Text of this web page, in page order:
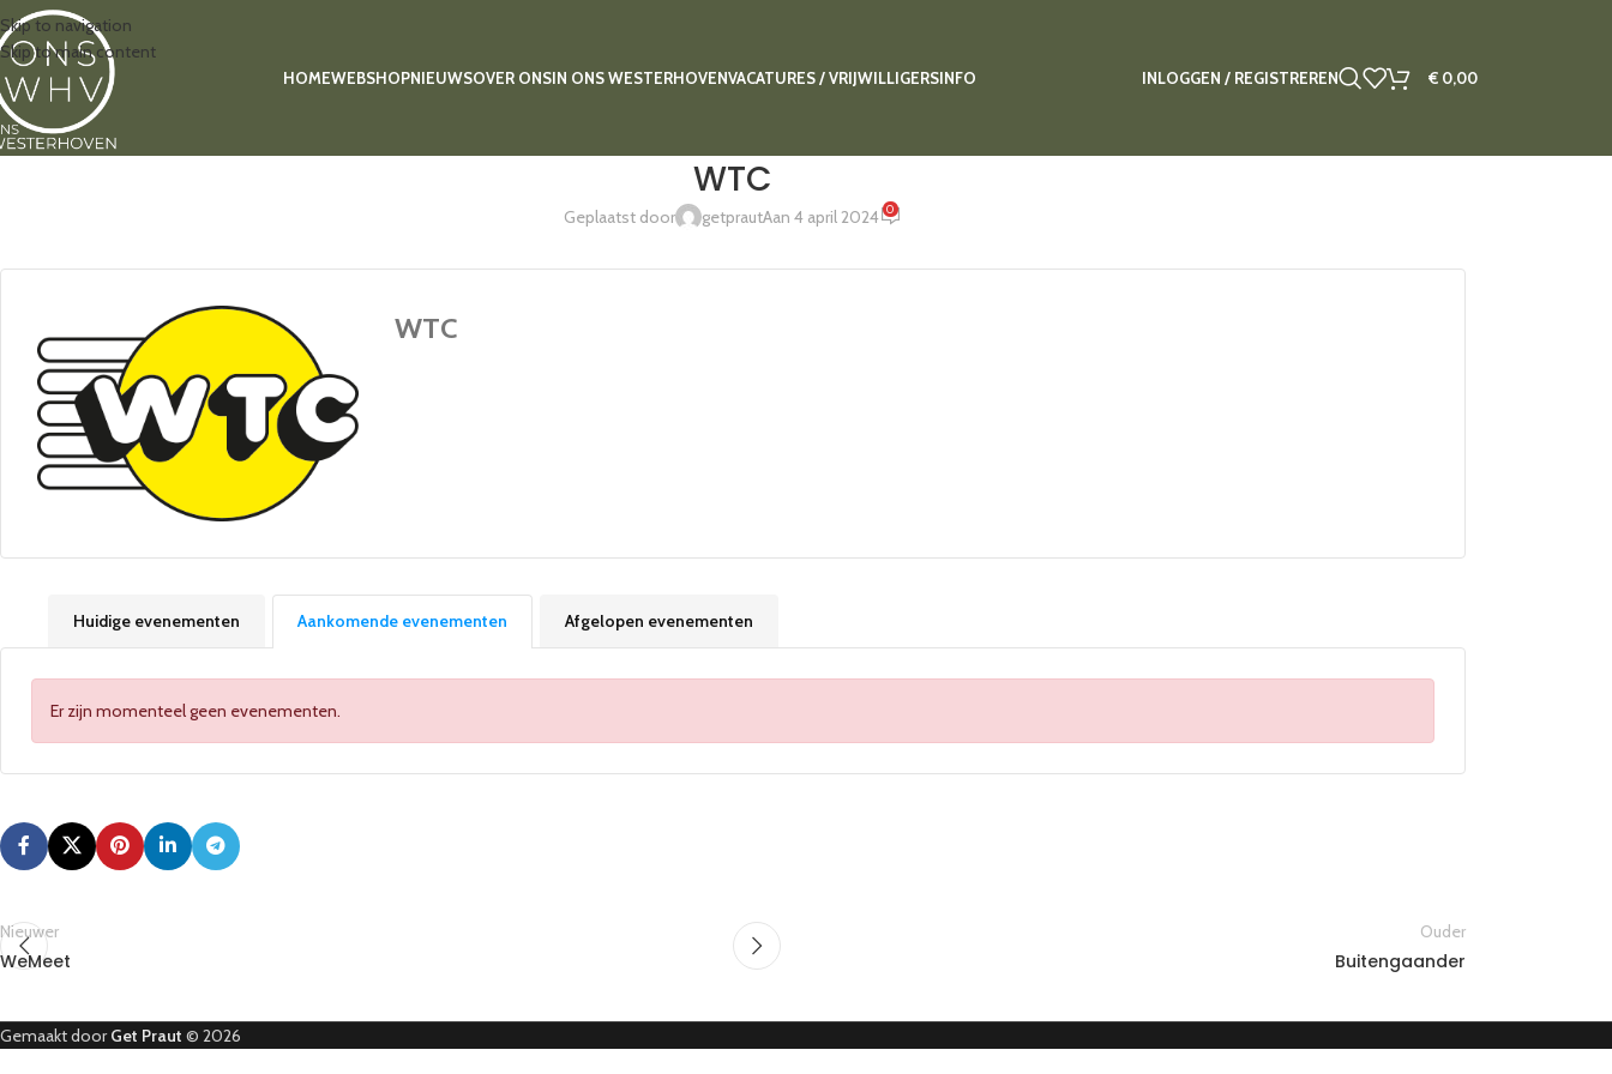
Skip to navigation
Skip to main content
HOMEWEBSHOPNIEUWSOVER ONSIN ONS WESTERHOVENVACATURES / VRIJWILLIGERSINFO INLOGGEN / REGISTREREN € 0,00
WTC
Geplaatst door getprautAan 4 april 2024 0
WTC
Huidige evenementen Aankomende evenementen Afgelopen evenementen
Er zijn momenteel geen evenementen.
Nieuwer
WeMeet
Ouder
Buitengaander
Gemaakt doorGet Praut © 2026